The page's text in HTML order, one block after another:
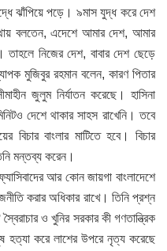
ঝাঁপিয়ে পড়ে। ৯মাস যুদ্ধ করে দেশ
বলতেন, এদেশে আমার দেশ, আমার
তাহলে নিজের দেশ, বাবার দেশ ছেড়ে
মুজিবুর রহমান বলেন, কারণ পিতার
জুলুম নির্যাতন করেছে। হাসিনা
দেশে থাকার সাহস রাখেনি। তবে
বিচার বাংলার মাটিতে হবে। বিচার
মন্তব্য করেন।
আর কোন জায়গা বাংলাদেশে
করার অধিকার রাখে। তিনি প্রশ্ন
ও খুনির সরকার কী গণতান্ত্রিক
হত্যা করে লাশের উপরে নৃত্য করেছে